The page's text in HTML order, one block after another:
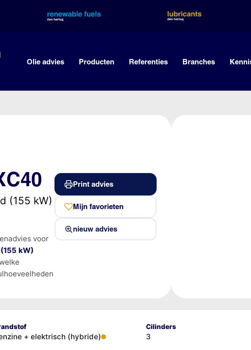
Olie advies Producten Referenties Branches
(155 kW)
voor
kW)
Print advies
Mijn favorieten
nieuw advies
+ elektrisch (hybride)
Cilinders
3